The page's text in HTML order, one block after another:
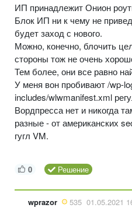
ИП принадлежит Онион
Блок ИП ни к чему не
будет заход с нового.
Можно, конечно, блочить
стороны тож не очень
Тем более, они все равно
У меня вон пробивают /wp-
includes/wlwmanifest.xml
Вордпресса нет и никогда
разные - от американских
гугл VM.
0 Решение
wprazor 535 01.05.2021